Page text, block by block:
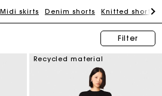
Midi skirts Denim shorts Knitted shorts
Filter
Recycled material